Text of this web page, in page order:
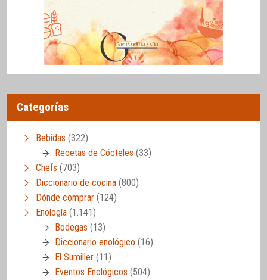
Categorías
Bebidas (322)
Recetas de Cócteles (33)
Chefs (703)
Diccionario de cocina (800)
Dónde comprar (124)
Enología (1.141)
Bodegas (13)
Diccionario enológico (16)
El Sumiller (11)
Eventos Enológicos (504)